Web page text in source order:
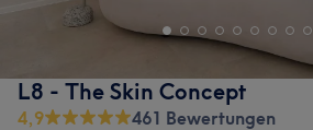
L8 - The Skin Concept
4,9
461 Bewertungen